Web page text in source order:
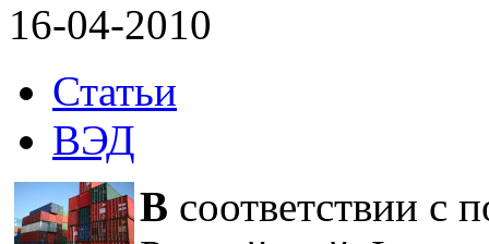
16-04-2010
Статьи
ВЭД
В соответствии с